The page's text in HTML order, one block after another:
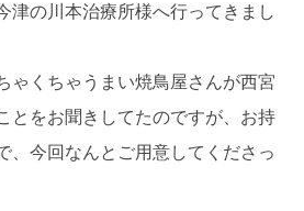
津の川本治療所様へ行ってきまし
ゃくちゃうまい焼鳥屋さんが西宮
とをお聞きしてたのですが、お持
、今回なんとご用意してくださっ